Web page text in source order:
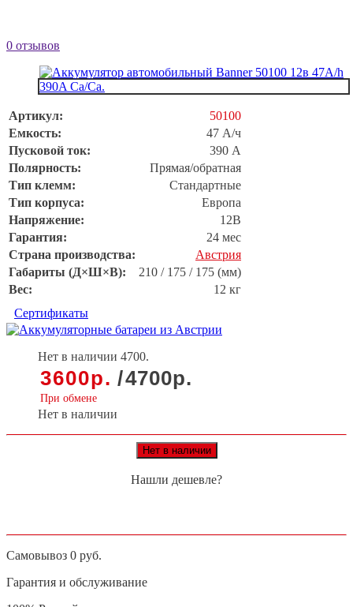
0 отзывов
Артикул:
50100
Емкость:
47 А/ч
Пусковой ток:
390 А
Полярность:
Прямая/обратная
Тип клемм:
Стандартные
Тип корпуса:
Европа
Напряжение:
12В
Гарантия:
24 мес
Страна производства:
Австрия
Габариты (Д×Ш×В):
210 / 175 / 175 (мм)
Вес:
12 кг
Сертификаты
Нет в наличии 4700.
3600р. /
При обмене
4700р.
Нет в наличии
Нет в наличии
Нашли дешевле?
Самовывоз 0 руб.
Гарантия и обслуживание